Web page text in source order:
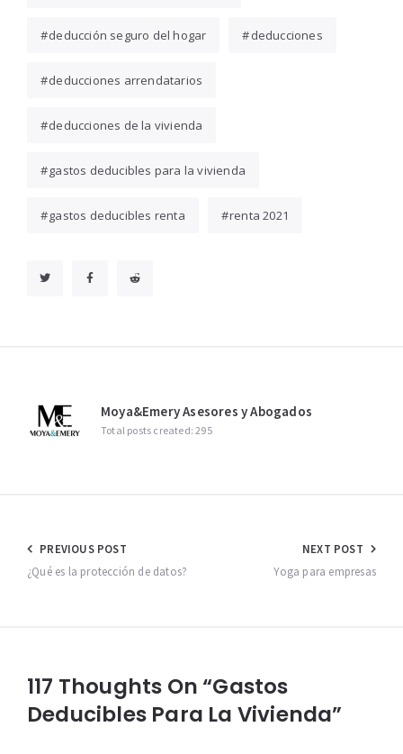
deducción seguro del hogar deducciones
deducciones arrendatarios
deducciones de la vivienda
gastos deducibles para la vivienda
gastos deducibles renta renta 2021
Moya&Emery Asesores y Abogados
Total posts created: 295
Navegación
de
PREVIOUS POST
¿Qué es la protección de datos?
NEXT POST
Yoga para empresas
117 Thoughts On “Gastos
Deducibles Para La Vivienda”